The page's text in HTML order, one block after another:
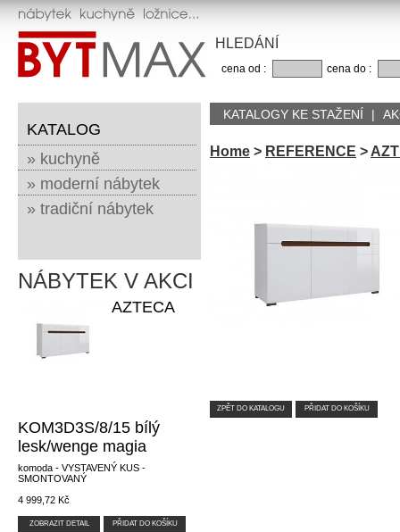
HLEDÁNÍ
cena od : cena do :
KATALOG
» kuchyně
» moderní nábytek
» tradiční nábytek
NÁBYTEK V AKCI
AZTECA
KOM3D3S/8/15 bílý
lesk/wenge magia
komoda - VYSTAVENÝ KUS -
SMONTOVANÝ
4 999,72 Kč
ZOBRAZIT DETAIL PŘIDAT DO KOŠÍKU
KATALOGY KE STAŽENÍ |
Home > REFERENCE >
ZPĚT DO KATALOGU PŘIDAT DO KOŠÍKU